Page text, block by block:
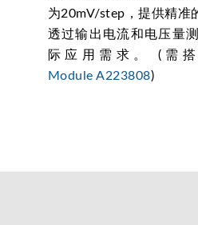
为20mV/step，提供精准
透过输出电流和电压量
际应用需求。 (需搭
Module A223808)